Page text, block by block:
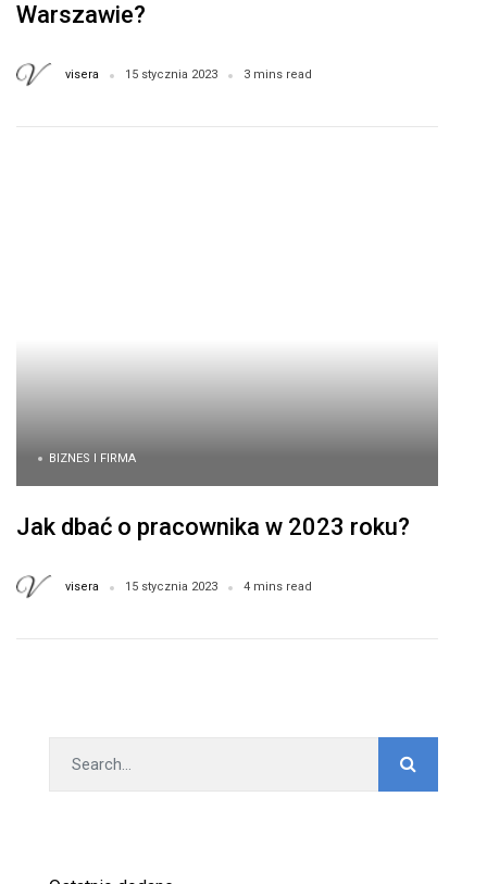
Warszawie?
visera 15 stycznia 2023 3 mins read
BIZNES I FIRMA
Jak dbać o pracownika w 2023 roku?
visera 15 stycznia 2023 4 mins read